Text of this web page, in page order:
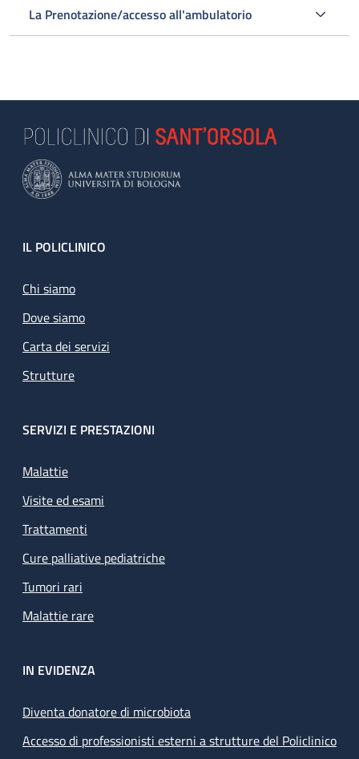
La Prenotazione/accesso all'ambulatorio
Footer
IL POLICLINICO
Chi siamo
Dove siamo
Carta dei servizi
Strutture
SERVIZI E PRESTAZIONI
Malattie
Visite ed esami
Trattamenti
Cure palliative pediatriche
Tumori rari
Malattie rare
IN EVIDENZA
Diventa donatore di microbiota
Accesso di professionisti esterni a strutture del Policlinico